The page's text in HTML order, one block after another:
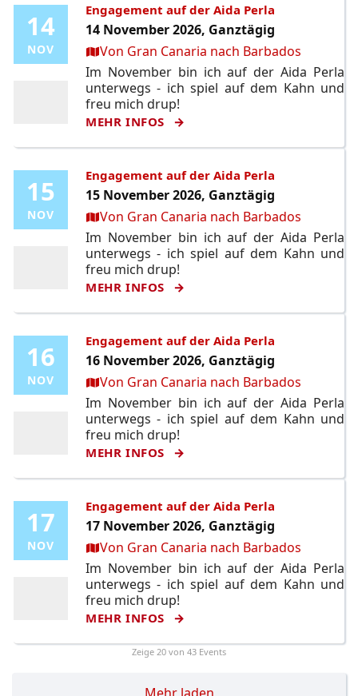
14
NOV
14
NOV
Engagement auf der Aida Perla
14 November 2026, Ganztägig
Ort:Von Gran Canaria nach Barbados
Im November bin ich auf der Aida Perla
unterwegs - ich spiel auf dem Kahn und
freu mich drup!
MEHR INFOS
15
NOV
15
NOV
Engagement auf der Aida Perla
15 November 2026, Ganztägig
Ort:Von Gran Canaria nach Barbados
Im November bin ich auf der Aida Perla
unterwegs - ich spiel auf dem Kahn und
freu mich drup!
MEHR INFOS
16
NOV
16
NOV
Engagement auf der Aida Perla
16 November 2026, Ganztägig
Ort:Von Gran Canaria nach Barbados
Im November bin ich auf der Aida Perla
unterwegs - ich spiel auf dem Kahn und
freu mich drup!
MEHR INFOS
17
NOV
17
NOV
Engagement auf der Aida Perla
17 November 2026, Ganztägig
Ort:Von Gran Canaria nach Barbados
Im November bin ich auf der Aida Perla
unterwegs - ich spiel auf dem Kahn und
freu mich drup!
MEHR INFOS
Zeige 20 von 43 Events